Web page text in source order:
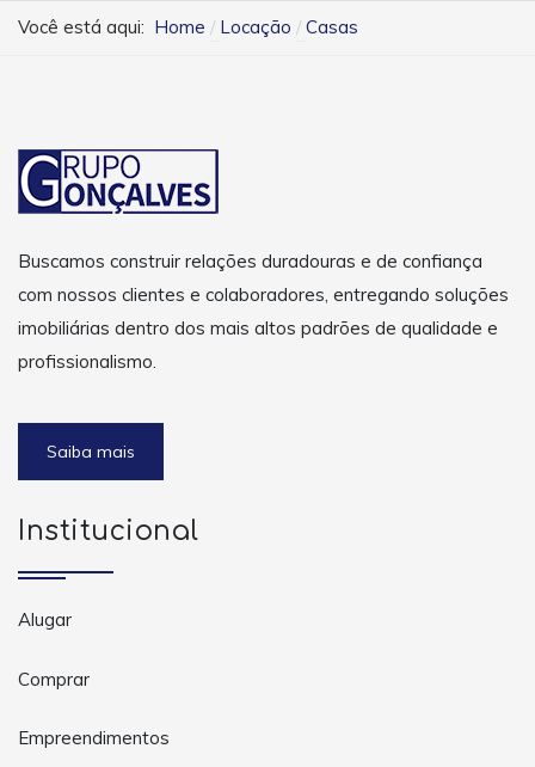
Você está aqui: Home Locação Casas
Buscamos construir relações duradouras e de confiança
com nossos clientes e colaboradores, entregando soluções
imobiliárias dentro dos mais altos padrões de qualidade e
profissionalismo.
Saiba mais
Institucional
Alugar
Comprar
Empreendimentos